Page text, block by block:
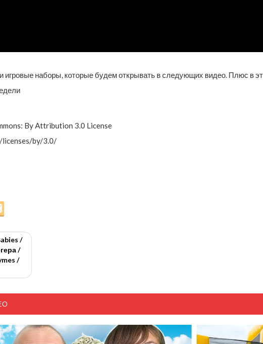
игровые наборы, которые будем открывать в следующих видео. Плюс в
By Attribution 3.0 License
by/3.0/
/
/
/